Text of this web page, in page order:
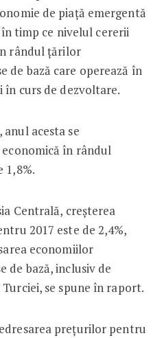
de piață emergentă
timp ce nivelul cererii
rândul țărilor
de bază care operează în
în curs de dezvoltare.
acesta se
în rândul
1,8%.
Centrală, creșterea
2017 este de 2,4%,
economiilor
de bază, inclusiv de
se spune în raport.
prețurilor pentru